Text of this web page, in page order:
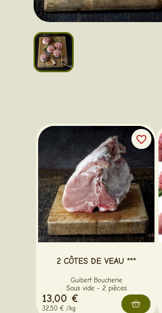
2 CÔTES DE VEAU ***
Guibert Boucherie
Sous vide - 2 pièces
13,00 €
32,50 € /kg
favorite_border